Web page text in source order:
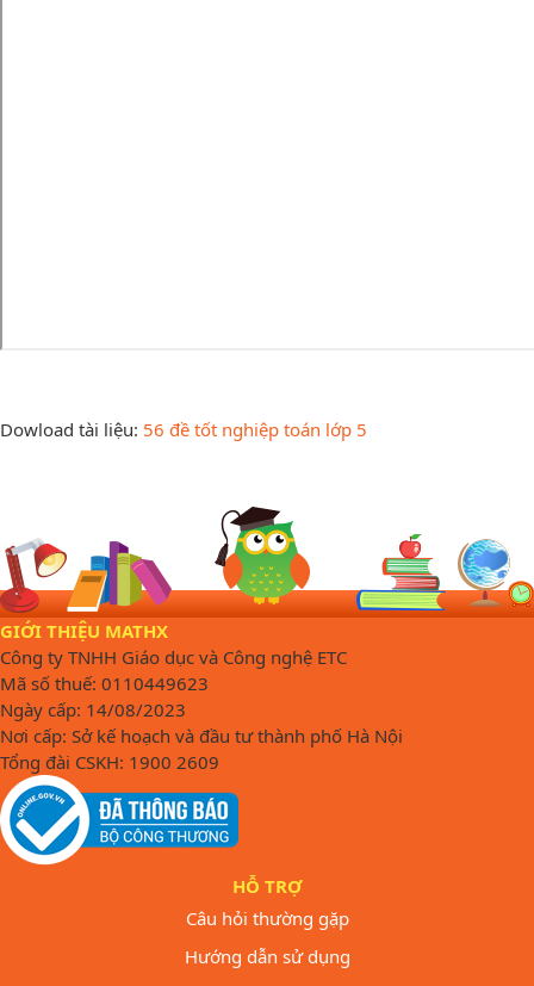
Dowload tài liệu: 56 đề tốt nghiệp toán lớp 5
GIỚI THIỆU MATHX
Công ty TNHH Giáo dục và Công nghệ ETC
Mã số thuế: 0110449623
Ngày cấp: 14/08/2023
Nơi cấp: Sở kế hoạch và đầu tư thành phố Hà Nội
Tổng đài CSKH: 1900 2609
HỖ TRỢ
Câu hỏi thường gặp
Hướng dẫn sử dụng